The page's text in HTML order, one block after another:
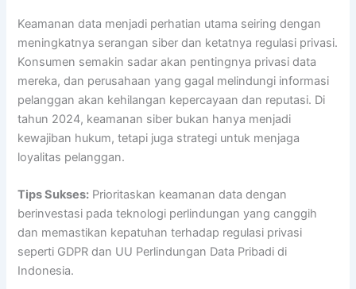
Keamanan data menjadi perhatian utama seiring dengan
meningkatnya serangan siber dan ketatnya regulasi privasi.
Konsumen semakin sadar akan pentingnya privasi data
mereka, dan perusahaan yang gagal melindungi informasi
pelanggan akan kehilangan kepercayaan dan reputasi. Di
tahun 2024, keamanan siber bukan hanya menjadi
kewajiban hukum, tetapi juga strategi untuk menjaga
loyalitas pelanggan.
Tips Sukses: Prioritaskan keamanan data dengan
berinvestasi pada teknologi perlindungan yang canggih
dan memastikan kepatuhan terhadap regulasi privasi
seperti GDPR dan UU Perlindungan Data Pribadi di
Indonesia.